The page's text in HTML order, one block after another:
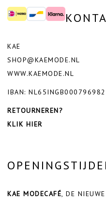
KAE
SHOP@KAEMODE.NL
WWW.KAEMODE.NL
IBAN:
RETOURNEREN?
KLIK HIER
KAE MODECAFÉ, DE